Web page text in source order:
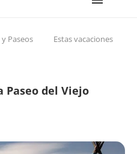
Paseos
Estas vacaciones
Paseo del Viejo